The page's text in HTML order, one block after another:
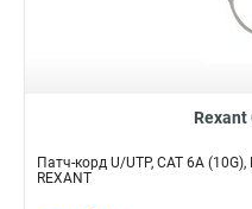
Патч-корд U/UTP, CAT 6A
REXANT